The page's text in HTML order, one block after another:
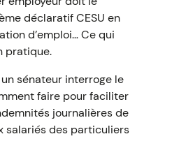
déclaratif CESU en
d’emploi… Ce qui
pratique.
sénateur interroge le
faire pour faciliter
journalières de
salariés des particuliers